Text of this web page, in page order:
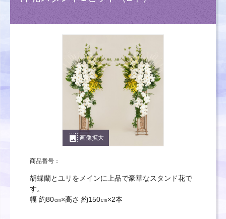
photo_size_select_large画像拡大
商品番号：
胡蝶蘭とユリをメインに上品で豪華なスタンド花で
す。
幅 約80㎝×高さ 約150㎝×2本